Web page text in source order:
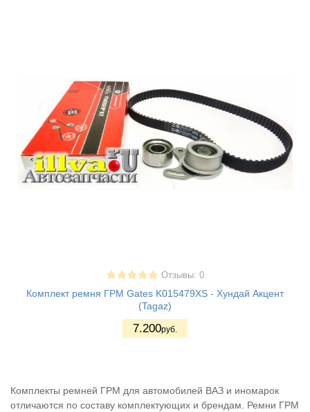
Отзывы: 0
Комплект ремня ГРМ Gates K015479XS - Хундай Акцент
(Tagaz)
7.200руб.
Комплекты ремней ГРМ для автомобилей ВАЗ и иномарок
отличаются по составу комплектующих и брендам. Ремни ГРМ